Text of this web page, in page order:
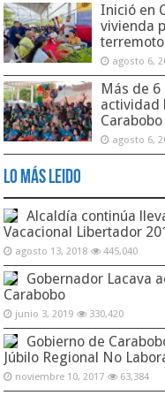
Inició en
vivienda
terremoto
agosto 6,
Más de
actividad
Carabobo
agosto 6,
Lo Más Leido
Alcaldía continúa
Vacacional Libertador
agosto 13, 2018 445,040
Gobernador Lacava
Carabobo
junio 3, 2019 330,420
Gobierno de
Júbilo Regional No
noviembre 10, 2017 63,384